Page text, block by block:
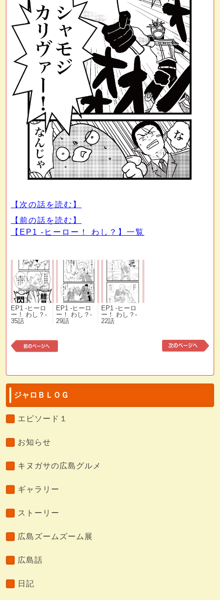
【次の話を読む】
【前の話を読む】
【EP1 -ヒーロー！ わし？】一覧
EP1 -ヒーロ
ー！ わし？-
35話
EP1 -ヒーロ
ー！ わし？-
29話
EP1 -ヒーロ
ー！ わし？-
22話
の
記
の
記
ジャロＢＬＯＧ
エピソード１
お知らせ
キヌガサの広島グルメ
ギャラリー
ストーリー
広島ズームズーム展
広島話
日記